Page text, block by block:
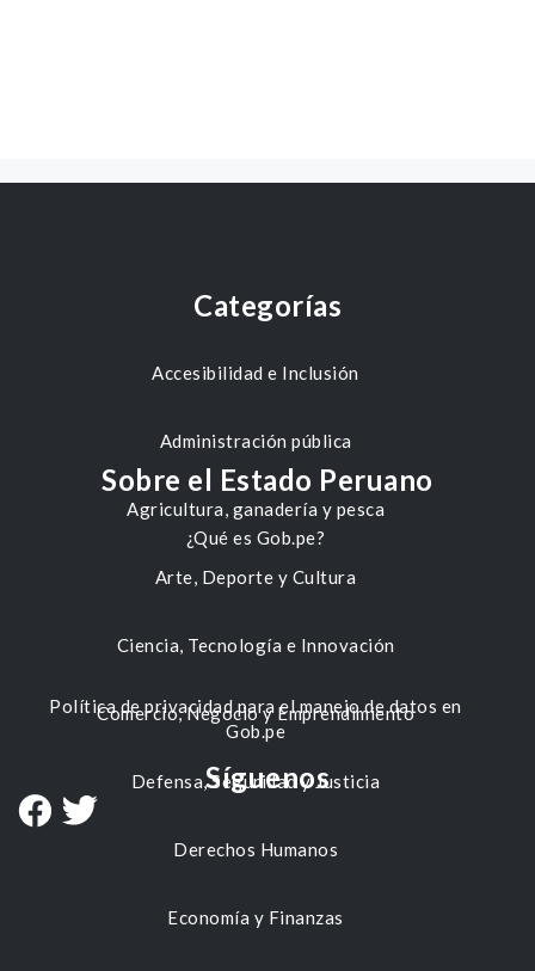
Categorías
Accesibilidad e Inclusión
Administración pública
Agricultura, ganadería y pesca
Arte, Deporte y Cultura
Ciencia, Tecnología e Innovación
Comercio, Negocio y Emprendimiento
Defensa, Seguridad y Justicia
Derechos Humanos
Economía y Finanzas
Sobre el Estado Peruano
¿Qué es Gob.pe?
Política de privacidad para el manejo de datos en
Gob.pe
Síguenos